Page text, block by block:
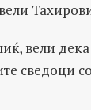
вели
сведоци